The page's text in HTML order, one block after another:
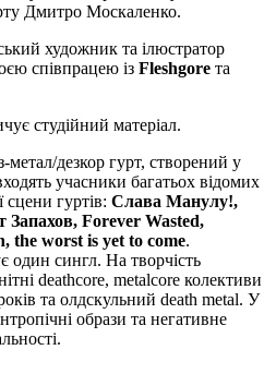
Дмитро Москаленко.
художник та ілюстратор
співпрацею із Fleshgore та
студійний матеріал.
дезкор гурт, створений у
учасники багатьох відомих
сцени гуртів: Слава Манулу!,
Forever Wasted,
the worst is yet to come.
один сингл. На творчість
deathcore, metalcore колективи
та олдскульний death metal. У
образи та негативне